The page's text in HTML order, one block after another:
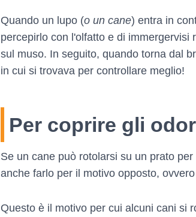
Quando un lupo (o un cane) entra in
percepirlo con l'olfatto e di
sul muso. In seguito, quando torna dal
in cui si trovava per controllare meglio!
Per coprire gli
Se un cane può rotolarsi su un prato
anche farlo per il motivo opposto,
Questo è il motivo per cui alcuni cani si